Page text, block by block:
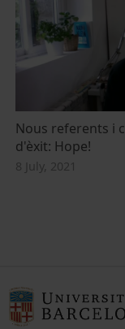
Nous referents i
d'èxit: Hope!
8 July, 2021